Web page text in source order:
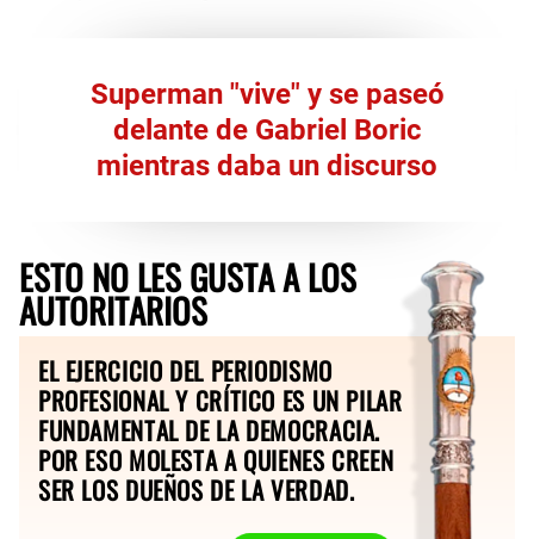
Superman "vive" y se paseó
delante de Gabriel Boric
mientras daba un discurso
ESTO NO LES GUSTA A LOS
AUTORITARIOS
EL EJERCICIO DEL PERIODISMO
PROFESIONAL Y CRÍTICO ES UN PILAR
FUNDAMENTAL DE LA DEMOCRACIA.
POR ESO MOLESTA A QUIENES CREEN
SER LOS DUEÑOS DE LA VERDAD.